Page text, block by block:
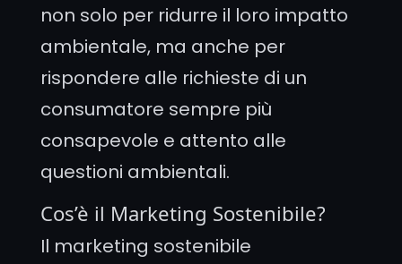
non solo per ridurre il loro impatto
ambientale, ma anche per
rispondere alle richieste di un
consumatore sempre più
consapevole e attento alle
questioni ambientali.
Cos’è il Marketing Sostenibile?
Il marketing sostenibile